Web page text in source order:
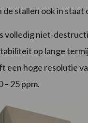
de stallen ook in
volledig niet-
op lange
een hoge resolutie
– 25 ppm.